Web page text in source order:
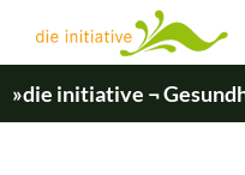
Inhalt
springen